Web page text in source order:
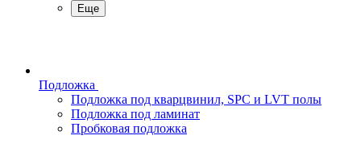
Еще
Подложка
Подложка под кварцвинил, SPC и LVT полы
Подложка под ламинат
Пробковая подложка